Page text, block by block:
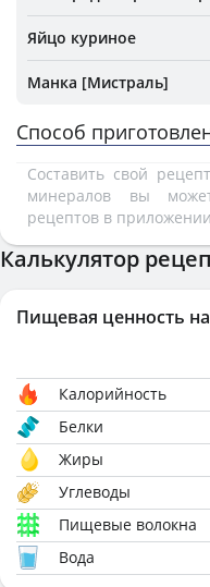
Яйцо куриное
Манка [Мистраль]
Способ
Составить свой
минералов вы
рецептов в приложении
Калькулятор
Пищевая ценность на
Калорийность
Белки
Жиры
Углеводы
Пищевые волокна
Вода